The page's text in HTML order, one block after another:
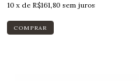
10 x de R$161,80 sem juros
COMPRAR